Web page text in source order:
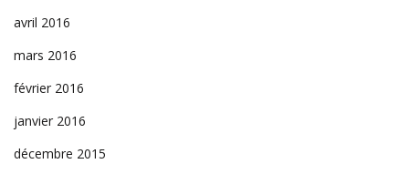
avril 2016
mars 2016
février 2016
janvier 2016
décembre 2015